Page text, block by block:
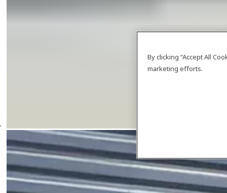
By clicking “Accept All
marketing efforts.